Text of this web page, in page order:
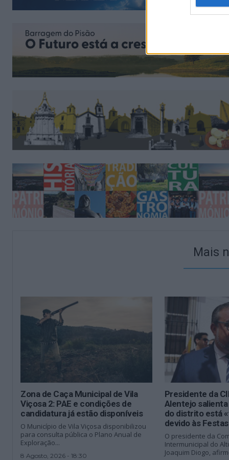
Mais
Zona de Caça Municipal de Vila
Viçosa 2: PAE e condições de
candidatura já estão disponíveis
O Município de Vila Viçosa disponibilizou
para consulta pública o Plano Anual de
Exploração...
8 Agosto, 2026 - 18:30
Presidente da
Alentejo
do distrito está
devido às
O presidente da
Intermunicipal do
Joaquim Diogo,